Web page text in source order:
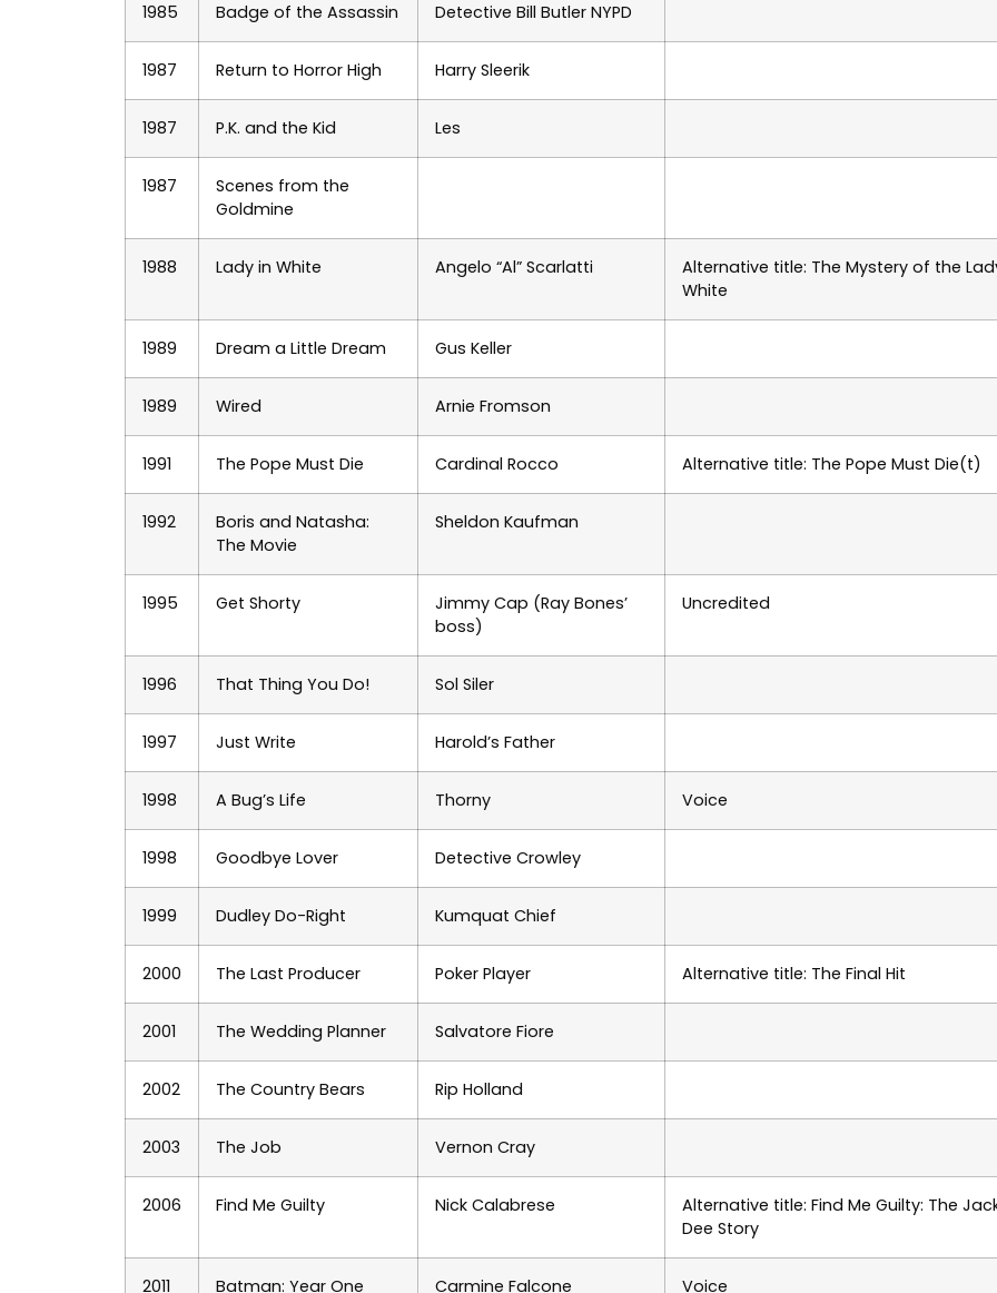
1985 Badge of the Assassin Detective Bill Butler NYPD
1987 Return to Horror High Harry Sleerik
1987 P.K. and the Kid Les
1987
Scenes from the
Goldmine
1988 Lady in White Angelo “Al” Scarlatti
Alternative title: The Mystery of the
White
1989 Dream a Little Dream Gus Keller
1989 Wired Arnie Fromson
1991 The Pope Must Die Cardinal Rocco Alternative title: The Pope Must Die(t)
1992
Boris and Natasha:
The Movie
Sheldon Kaufman
1995 Get Shorty
Jimmy Cap (Ray Bones’
boss)
Uncredited
1996 That Thing You Do! Sol Siler
1997 Just Write Harold’s Father
1998 A Bug’s Life Thorny Voice
1998 Goodbye Lover Detective Crowley
1999 Dudley Do-Right Kumquat Chief
2000 The Last Producer Poker Player Alternative title: The Final Hit
2001 The Wedding Planner Salvatore Fiore
2002 The Country Bears Rip Holland
2003 The Job Vernon Cray
2006 Find Me Guilty Nick Calabrese
Alternative title: Find Me Guilty: The
Dee Story
2011 Batman: Year One Carmine Falcone Voice